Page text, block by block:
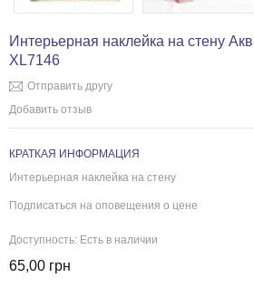
Интерьерная наклейка на стену
XL7146
Отправить другу
Добавить отзыв
КРАТКАЯ ИНФОРМАЦИЯ
Интерьерная наклейка на стену
Подписаться на оповещения о цене
Доступность: Есть в наличии
65,00 грн